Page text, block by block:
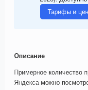
Тарифы и
Описание
Примерное количество
Яндекса можно